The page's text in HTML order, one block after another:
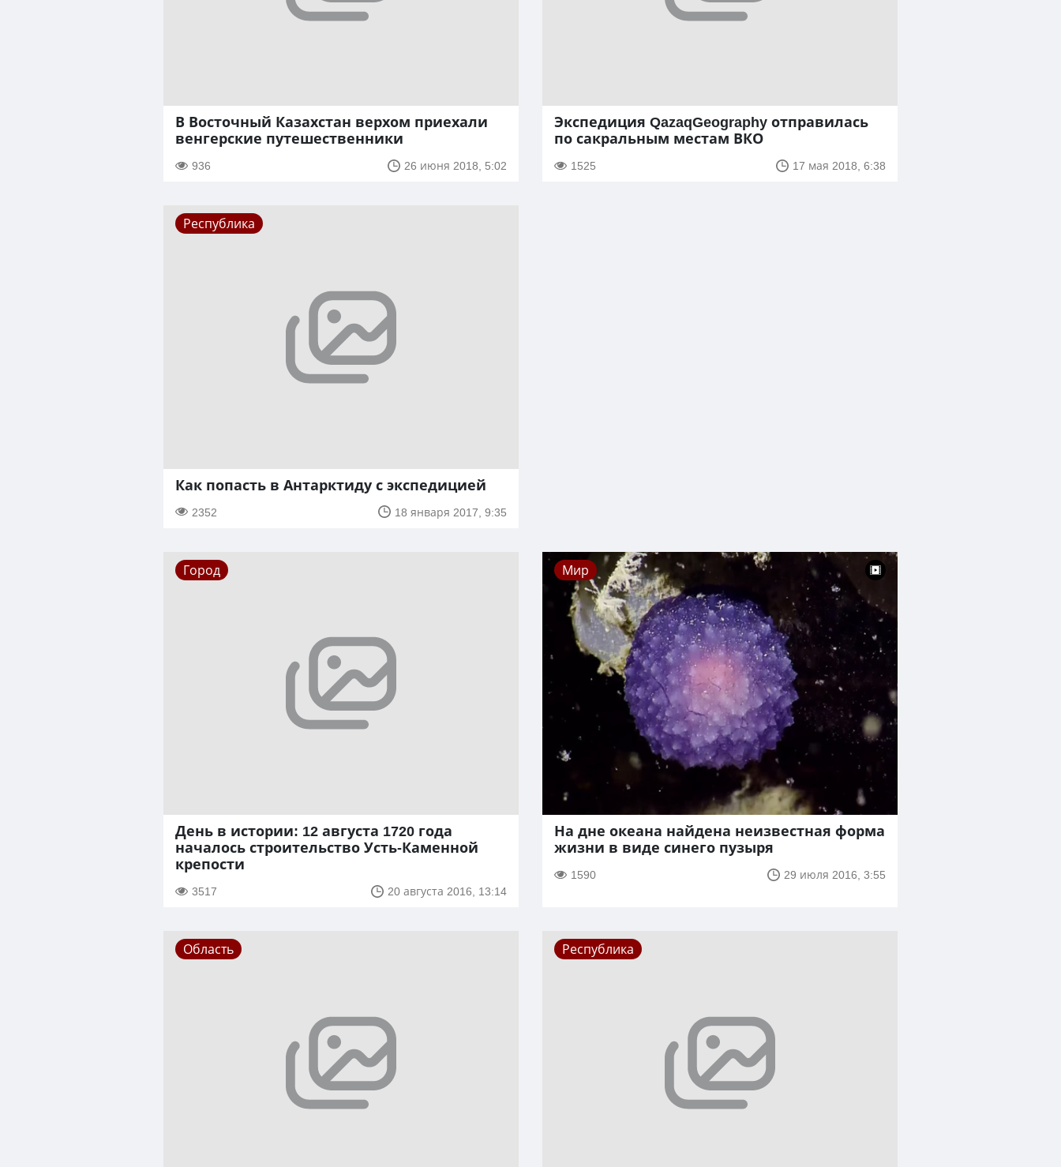
В Восточный Казахстан верхом приехали
венгерские путешественники
936 26 июня 2018, 5:02
Экспедиция QazaqGeography отправилась
по сакральным местам ВКО
1525 17 мая 2018, 6:38
Республика
Как попасть в Антарктиду с экспедицией
2352 18 января 2017, 9:35
Город
День в истории: 12 августа 1720 года
началось строительство Усть-Каменной
крепости
3517 20 августа 2016, 13:14
Мир
На дне океана найдена неизвестная форма
жизни в виде синего пузыря
1590 29 июля 2016, 3:55
Область Республика